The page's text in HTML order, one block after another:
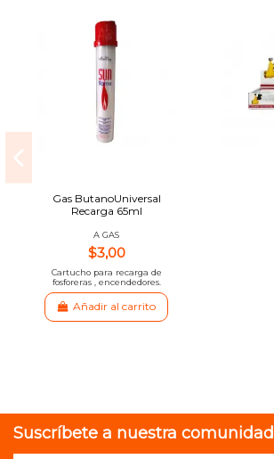
Gas ButanoUniversal
Recarga 65ml
A GAS
$3,00
Cartucho para recarga de
fosforeras , encendedores.
Añadir al carrito
Suscríbete a nuestra comunidad